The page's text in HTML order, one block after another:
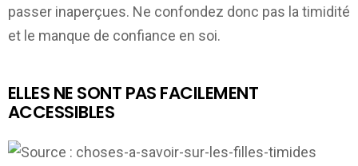
passer inaperçues. Ne confondez donc pas la timidité
et le manque de confiance en soi.
ELLES NE SONT PAS FACILEMENT
ACCESSIBLES